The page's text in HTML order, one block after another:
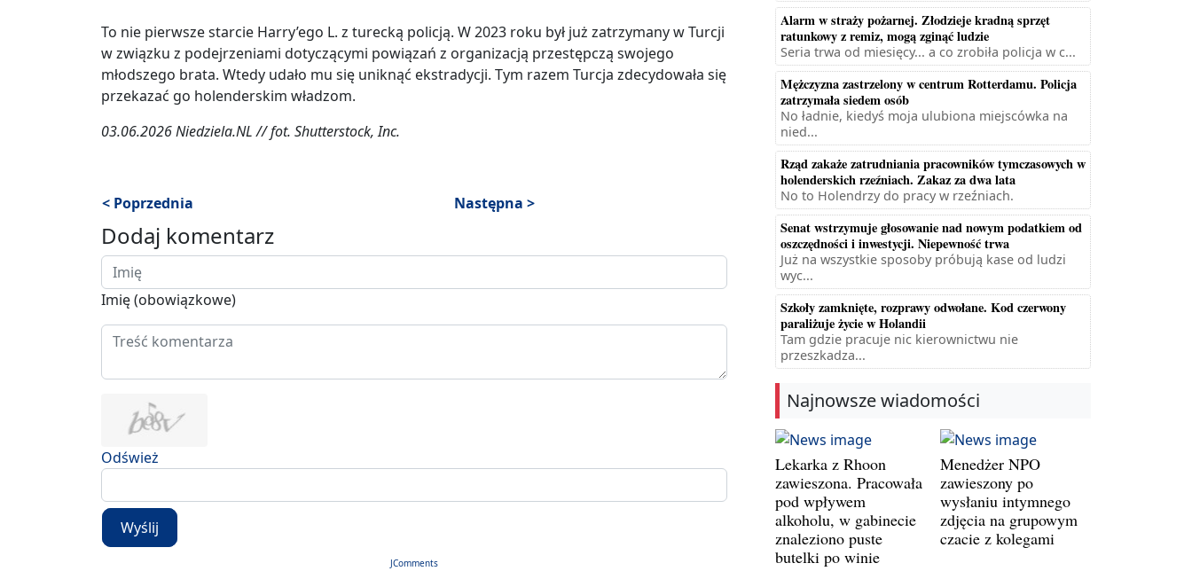
To nie pierwsze starcie Harry’ego L. z turecką policją. W 2023 roku był już zatrzymany w Turcji
w związku z podejrzeniami dotyczącymi powiązań z organizacją przestępczą swojego
młodszego brata. Wtedy udało mu się uniknąć ekstradycji. Tym razem Turcja zdecydowała się
przekazać go holenderskim władzom.
03.06.2026 Niedziela.NL // fot. Shutterstock, Inc.
< Poprzednia Następna >
Dodaj komentarz
Imię (obowiązkowe)
Odśwież
Wyślij
JComments
Alarm w straży pożarnej. Złodzieje kradną sprzęt
ratunkowy z remiz, mogą zginąć ludzie
Seria trwa od miesięcy... a co zrobiła policja w c...
Mężczyzna zastrzelony w centrum Rotterdamu. Policja
zatrzymała siedem osób
No ładnie, kiedyś moja ulubiona miejscówka na
nied...
Rząd zakaże zatrudniania pracowników tymczasowych w
holenderskich rzeźniach. Zakaz za dwa lata
No to Holendrzy do pracy w rzeźniach.
Senat wstrzymuje głosowanie nad nowym podatkiem od
oszczędności i inwestycji. Niepewność trwa
Już na wszystkie sposoby próbują kase od ludzi
wyc...
Szkoły zamknięte, rozprawy odwołane. Kod czerwony
paraliżuje życie w Holandii
Tam gdzie pracuje nic kierownictwu nie
przeszkadza...
Najnowsze wiadomości
Lekarka z Rhoon
zawieszona. Pracowała
pod wpływem
alkoholu, w gabinecie
znaleziono puste
butelki po winie
Menedżer NPO
zawieszony po
wysłaniu intymnego
zdjęcia na grupowym
czacie z kolegami